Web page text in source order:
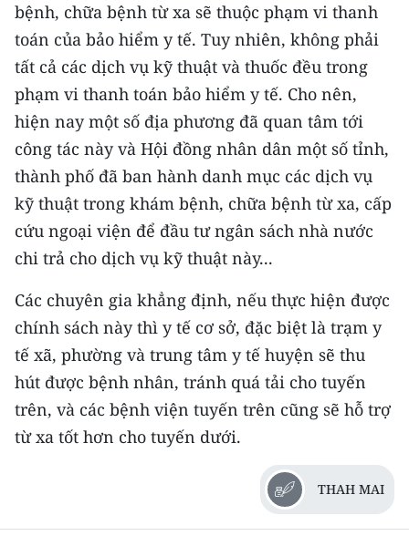
bệnh, chữa bệnh từ xa sẽ thuộc phạm vi thanh
toán của bảo hiểm y tế. Tuy nhiên, không phải
tất cả các dịch vụ kỹ thuật và thuốc đều trong
phạm vi thanh toán bảo hiểm y tế. Cho nên,
hiện nay một số địa phương đã quan tâm tới
công tác này và Hội đồng nhân dân một số tỉnh,
thành phố đã ban hành danh mục các dịch vụ
kỹ thuật trong khám bệnh, chữa bệnh từ xa, cấp
cứu ngoại viện để đầu tư ngân sách nhà nước
chi trả cho dịch vụ kỹ thuật này...
Các chuyên gia khẳng định, nếu thực hiện được
chính sách này thì y tế cơ sở, đặc biệt là trạm y
tế xã, phường và trung tâm y tế huyện sẽ thu
hút được bệnh nhân, tránh quá tải cho tuyến
trên, và các bệnh viện tuyến trên cũng sẽ hỗ trợ
từ xa tốt hơn cho tuyến dưới.
THAH MAI